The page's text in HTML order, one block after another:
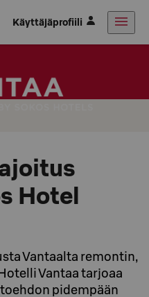
Käyttäjäprofiili
Hotel
Vantaalta remontin,
Vantaa tarjoaa
pidempään